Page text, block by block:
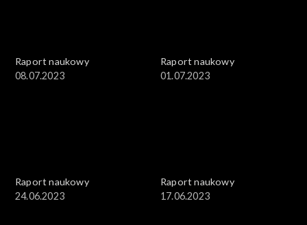
Raport naukowy
08.07.2023
Raport naukowy
01.07.2023
Raport naukowy
24.06.2023
Raport naukowy
17.06.2023